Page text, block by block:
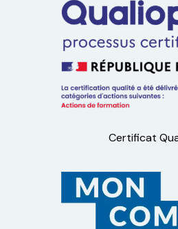
Certificat